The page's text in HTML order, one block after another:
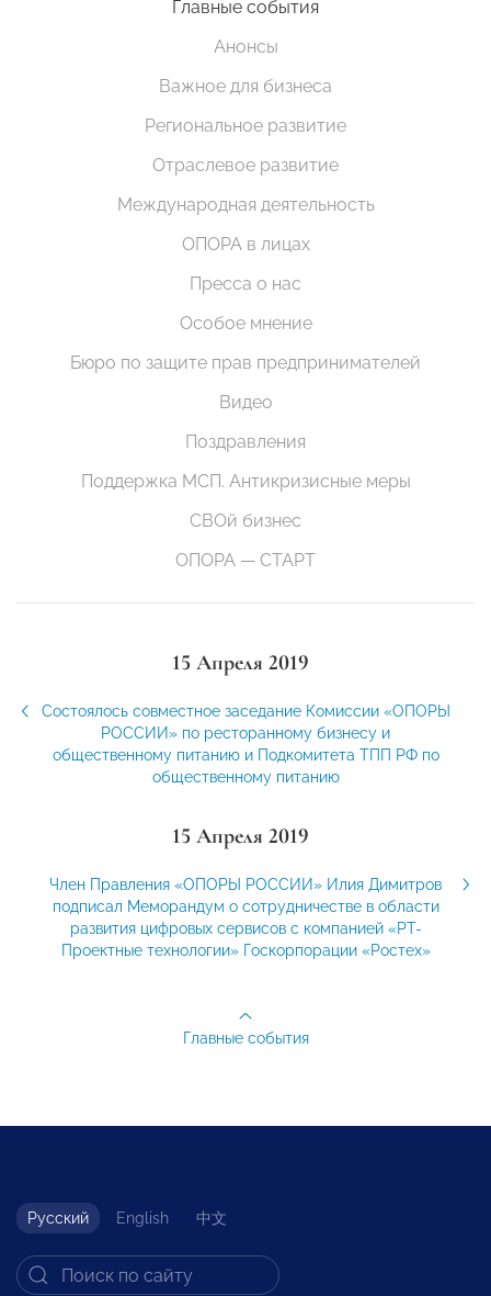
Главные события
Анонсы
Важное для бизнеса
Региональное развитие
Отраслевое развитие
Международная деятельность
ОПОРА в лицах
Пресса о нас
Особое мнение
Бюро по защите прав предпринимателей
Видео
Поздравления
Поддержка МСП. Антикризисные меры
СВОй бизнес
ОПОРА — СТАРТ
15 Апреля 2019
Состоялось совместное заседание Комиссии «ОПОРЫ
РОССИИ» по ресторанному бизнесу и
общественному питанию и Подкомитета ТПП РФ по
общественному питанию
15 Апреля 2019
Член Правления «ОПОРЫ РОССИИ» Илия Димитров
подписал Меморандум о сотрудничестве в области
развития цифровых сервисов с компанией «РТ-
Проектные технологии» Госкорпорации «Ростех»
Главные события
Русский English 中文